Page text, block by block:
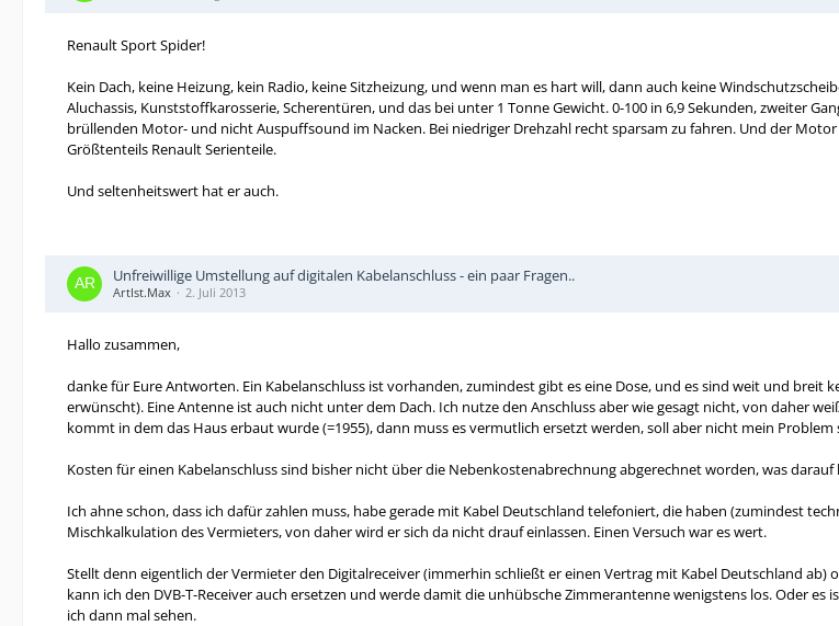
Renault Sport Spider!
Kein Dach, keine Heizung, kein Radio, keine Sitzheizung, und wenn man es hart will, dann auch keine
Aluchassis, Kunststoffkarosserie, Scherentüren, und das bei unter 1 Tonne Gewicht. 0-100 in 6,9 Sekunden, zweiter
brüllenden Motor- und nicht Auspuffsound im Nacken. Bei niedriger Drehzahl recht sparsam zu fahren. Und der
Größtenteils Renault Serienteile.
Und seltenheitswert hat er auch.
Unfreiwillige Umstellung auf digitalen Kabelanschluss - ein paar Fragen..
ArtIst.Max 2. Juli 2013
Hallo zusammen,
danke für Eure Antworten. Ein Kabelanschluss ist vorhanden, zumindest gibt es eine Dose, und es sind weit und
erwünscht). Eine Antenne ist auch nicht unter dem Dach. Ich nutze den Anschluss aber wie gesagt nicht, von daher
kommt in dem das Haus erbaut wurde (=1955), dann muss es vermutlich ersetzt werden, soll aber nicht mein
Kosten für einen Kabelanschluss sind bisher nicht über die Nebenkostenabrechnung abgerechnet worden, was
Ich ahne schon, dass ich dafür zahlen muss, habe gerade mit Kabel Deutschland telefoniert, die haben (zumindest
Mischkalkulation des Vermieters, von daher wird er sich da nicht drauf einlassen. Einen Versuch war es wert.
Stellt denn eigentlich der Vermieter den Digitalreceiver (immerhin schließt er einen Vertrag mit Kabel Deutschland
kann ich den DVB-T-Receiver auch ersetzen und werde damit die unhübsche Zimmerantenne wenigstens los. Oder
ich dann mal sehen.